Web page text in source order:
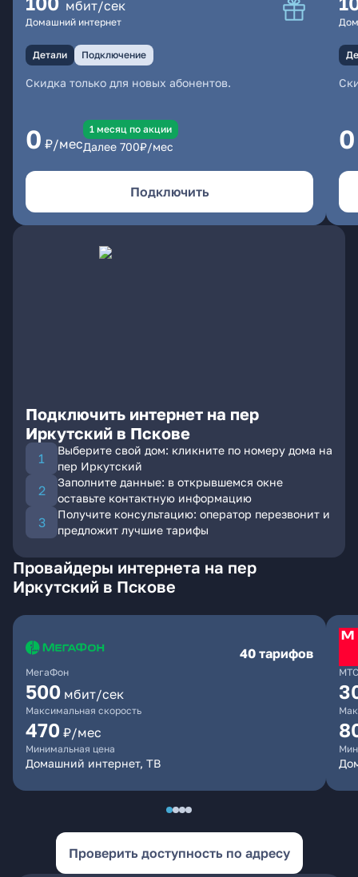
мбит/сек
Домашний интернет
Детали Подключение
Скидка только для новых абонентов.
0 ₽/мес
1 месяц по акции
Далее 700₽/мес
Подключить
0
Подключить интернет на пер
Иркутский в Пскове
Выберите свой дом: кликните по номеру дома на
пер Иркутский
Заполните данные: в открывшемся окне
оставьте контактную информацию
Получите консультацию: оператор перезвонит и
предложит лучшие тарифы
Провайдеры интернета на пер
Иркутский в Пскове
МегаФон
40 тарифов
500 мбит/сек
Максимальная скорость
470 ₽/мес
Минимальная цена
Домашний интернет, ТВ
МТС
Проверить доступность по адресу